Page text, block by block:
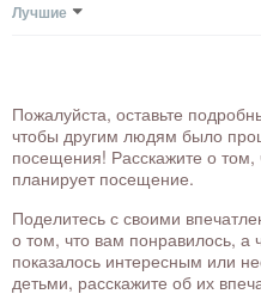
Лучшие
Пожалуйста, оставьте
чтобы другим людям было
посещения! Расскажите о том,
планирует посещение.
Поделитесь с своими
о том, что вам понравилось, а
показалось интересным или
детьми, расскажите об их